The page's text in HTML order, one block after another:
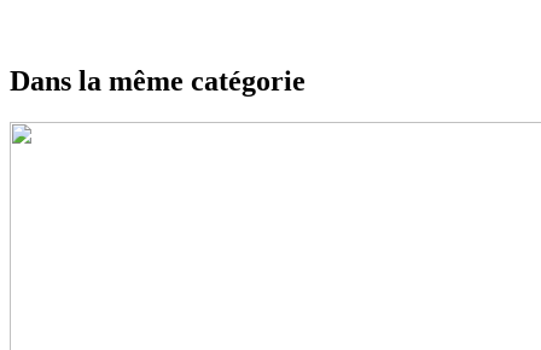
Dans la même catégorie